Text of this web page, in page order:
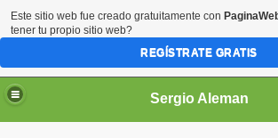
Sergio Aleman
Este sitio web fue creado gratuitamente con
tener tu propio sitio web?
REGÍSTRATE GRATIS